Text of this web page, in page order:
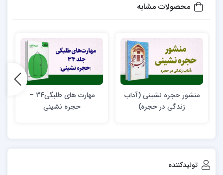
محصولات مشابه
منشور حجره نشینی (آداب
زندگی در حجره)
مهارت های طلبگی34 –
حجره نشینی
تولیدکننده